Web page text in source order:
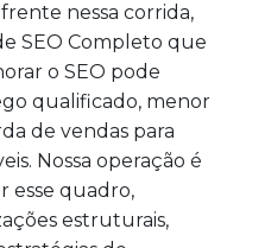
nessa corrida,
SEO Completo que
o SEO pode
qualificado, menor
de vendas para
Nossa operação é
esse quadro,
estruturais,